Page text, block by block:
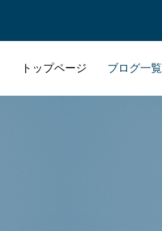
トップページ ブログ一覧